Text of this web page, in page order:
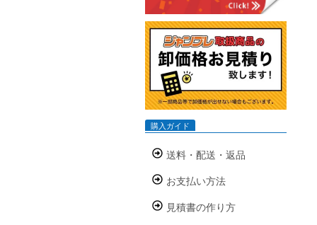
購入ガイド
送料・配送・返品
お支払い方法
見積書の作り方